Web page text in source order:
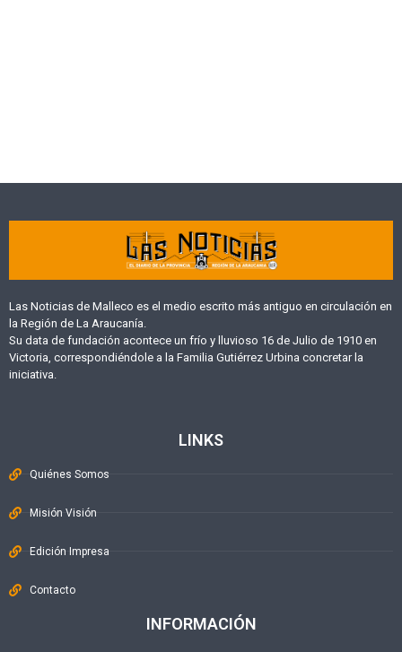
Las Noticias de Malleco es el medio escrito más antiguo en circulación en
la Región de La Araucanía.
Su data de fundación acontece un frío y lluvioso 16 de Julio de 1910 en
Victoria, correspondiéndole a la Familia Gutiérrez Urbina concretar la
iniciativa.
LINKS
Quiénes Somos
Misión Visión
Edición Impresa
Contacto
INFORMACIÓN